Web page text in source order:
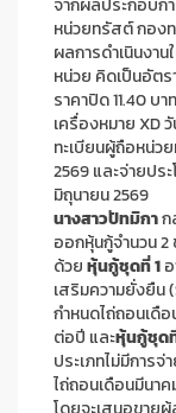
จากผลประกอบก
หน่วยทรัสต์ กอง
ผลการดําเนินงา
หน่วย คิดเป็นอัต
ราคาปิด 11.40 บ
เครื่องหมาย XD
ทะเบียนผู้ถือหน่ว
2569 และจ่ายปร
มิถุนายน 2569
นางสาวปัทมิกาก
ออกหุ้นกู้จำนวน 2
ด้วยหุ้นกู้ชุดที่ 1
เสริมความยั่งยื
กำหนดไถ่ถอนเดื
ต่อปี และหุ้นกู้ชุด
ประเภทไม่มีการ
ไถ่ถอนเดือนมีนา